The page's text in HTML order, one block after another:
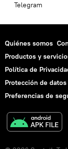
Telegram
Quiénes somos
Productos y
Política de
Protección de
Preferencias de